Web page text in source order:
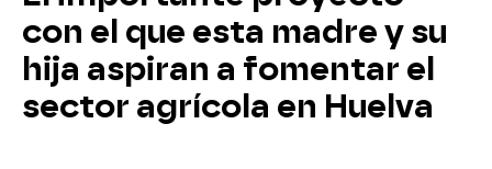
con el que esta madre y su
hija aspiran a fomentar el
sector agrícola en Huelva